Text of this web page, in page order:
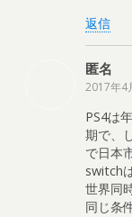
返信
匿名
2017年4
PS4は
期で、
で日本
switch
世界同
同じ条